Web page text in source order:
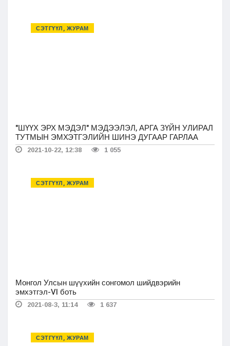
СЭТГҮҮЛ, ЖУРАМ
"ШҮҮХ ЭРХ МЭДЭЛ" МЭДЭЭЛЭЛ, АРГА ЗҮЙН УЛИРАЛ
ТУТМЫН ЭМХЭТГЭЛИЙН ШИНЭ ДУГААР ГАРЛАА
2021-10-22, 12:38 1 055
СЭТГҮҮЛ, ЖУРАМ
Монгол Улсын шүүхийн сонгомол шийдвэрийн
эмхэтгэл-VI боть
2021-08-3, 11:14 1 637
СЭТГҮҮЛ, ЖУРАМ